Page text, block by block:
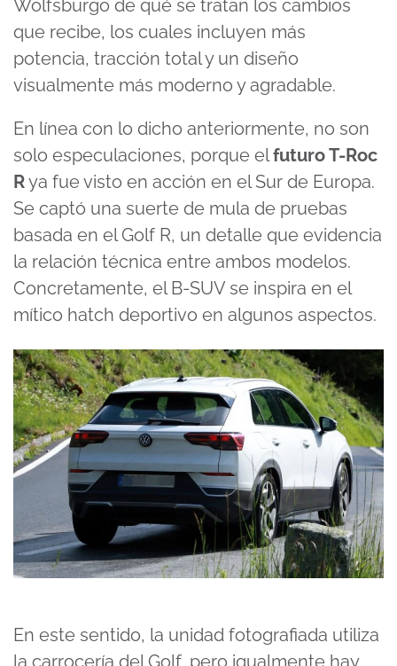
Wolfsburgo de qué se tratan los cambios
que recibe, los cuales incluyen más
potencia, tracción total y un diseño
visualmente más moderno y agradable.
En línea con lo dicho anteriormente, no son
solo especulaciones, porque elfuturo T-Roc
Rya fue visto en acción en el Sur de Europa.
Se captó una suerte de mula de pruebas
basada en el Golf R, un detalle que evidencia
la relación técnica entre ambos modelos.
Concretamente, el B-SUV se inspira en el
mítico hatch deportivo en algunos aspectos.
En este sentido, la unidad fotografiada utiliza
la carrocería del Golf, pero igualmente hay